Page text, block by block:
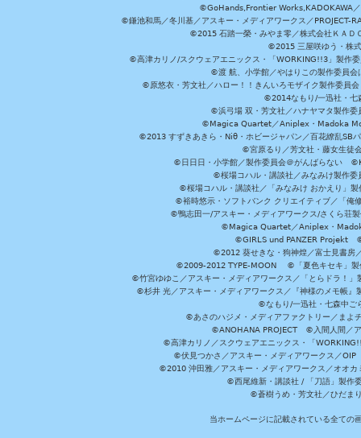
©GoHands,Frontier Works,KADOKAWA
©鎌池和馬／冬川基／アスキー・メディアワークス／
©2015 石踏一榮・みやま零／株式会社ＫＡＤ
©2015 三屋咲ゆう・株
©高津カリノ/スクウェアエニックス・「WORKING!!3」製作
©渡 航、小学館／やはりこの製作委員
©原悠衣・芳文社／ハロー！！きんいろモザイク製作委員
©2014なもり/一迅社・
©浜弓場 双・芳文社／ハナヤマタ製作
©Magica Quartet／Aniplex・Madoka
©2013 すずきあきら・Niθ・ホビージャパン／百花繚乱
©宮原るり／芳文社・藤女生徒
©日日日・小学館／製作委員会＠がんばらない
©桜場コハル・講談社／みなみけ製作
©桜場コハル・講談社／「みなみけ おかえり」
©裕時悠示・ソフトバンク クリエイティブ／「
©鴨志田一/アスキー・メディアワークス/さく
©Magica Quartet／Aniplex・
©GIRLS und PANZER Projekt ©
©2012 葵せきな・狗神煌／富士見書
©2009-2012 TYPE-MOON ©「夏色キセキ」製
©竹宮ゆゆこ／アスキー・メディアワークス／「とらドラ！
©杉井 光／アスキー・メディアワークス／『神様のメモ帳
©なもり/一迅社・七森中
©あさのハジメ・メディアファクトリー／ま
©ANOHANA PROJECT ©入間人間／ア
©高津カリノ／スクウェアエニックス・「
©伏見つかさ／アスキー・メディアワークス／
©2010 沖田雅／アスキー・メディアワークス／オオ
©西尾維新・講談社 / 「刀語」製作
©蒼樹うめ・芳文社／ひだま
当ホームページに記載されている全ての